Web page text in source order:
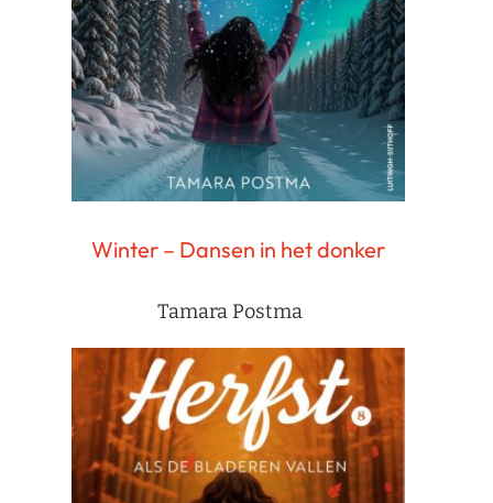
Winter – Dansen in het donker
Tamara Postma